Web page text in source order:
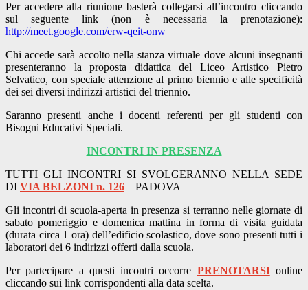
Per accedere alla riunione basterà collegarsi all’incontro cliccando
sul seguente link (non è necessaria la prenotazione):
http://meet.google.com/erw-qeit-onw
Chi accede sarà accolto nella stanza virtuale dove alcuni insegnanti
presenteranno la proposta didattica del Liceo Artistico Pietro
Selvatico, con speciale attenzione al primo biennio e alle specificità
dei sei diversi indirizzi artistici del triennio.
Saranno presenti anche i docenti referenti per gli studenti con
Bisogni Educativi Speciali.
INCONTRI IN PRESENZA
TUTTI GLI INCONTRI SI SVOLGERANNO NELLA SEDE
DI VIA BELZONI n. 126 – PADOVA
Gli incontri di scuola-aperta in presenza si terranno nelle giornate di
sabato pomeriggio e domenica mattina in forma di visita guidata
(durata circa 1 ora) dell’edificio scolastico, dove sono presenti tutti i
laboratori dei 6 indirizzi offerti dalla scuola.
Per partecipare a questi incontri occorre PRENOTARSIonline
cliccando sui link corrispondenti alla data scelta.